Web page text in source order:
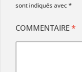
sont indiqués avec*
COMMENTAIRE *